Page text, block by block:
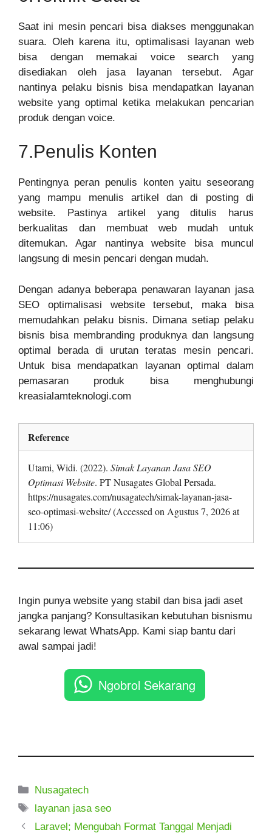
Saat ini mesin pencari bisa diakses menggunakan
suara. Oleh karena itu, optimalisasi layanan web
bisa dengan memakai voice search yang
disediakan oleh jasa layanan tersebut. Agar
nantinya pelaku bisnis bisa mendapatkan layanan
website yang optimal ketika melakukan pencarian
produk dengan voice.
7.Penulis Konten
Pentingnya peran penulis konten yaitu seseorang
yang mampu menulis artikel dan di posting di
website. Pastinya artikel yang ditulis harus
berkualitas dan membuat web mudah untuk
ditemukan. Agar nantinya website bisa muncul
langsung di mesin pencari dengan mudah.
Dengan adanya beberapa penawaran layanan jasa
SEO optimalisasi website tersebut, maka bisa
memudahkan pelaku bisnis. Dimana setiap pelaku
bisnis bisa membranding produknya dan langsung
optimal berada di urutan teratas mesin pencari.
Untuk bisa mendapatkan layanan optimal dalam
pemasaran produk bisa menghubungi
kreasialamteknologi.com
Reference
Utami, Widi. (2022). Simak Layanan Jasa SEO
Optimasi Website. PT Nusagates Global Persada.
https://nusagates.com/nusagatech/simak-layanan-jasa-
seo-optimasi-website/ (Accessed on Agustus 7, 2026 at
11:06)
Ingin punya website yang stabil dan bisa jadi aset
jangka panjang? Konsultasikan kebutuhan bisnismu
sekarang lewat WhatsApp. Kami siap bantu dari
awal sampai jadi!
Ngobrol Sekarang
Kategori
Nusagatech
Tag
layanan jasa seo
Laravel; Mengubah Format Tanggal Menjadi